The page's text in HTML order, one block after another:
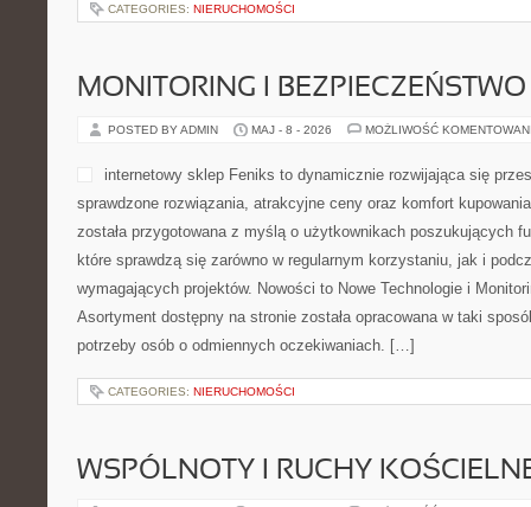
CATEGORIES: NIERUCHOMOŚCI
MONITORING I
POSTED BY ADMIN MAJ - 8 - 2026 MOŻLIWOŚĆ
internetowy sklep Feniks to dynamicznie rozwijająca się
sprawdzone rozwiązania, atrakcyjne ceny oraz komfort
została przygotowana z myślą o użytkownikach poszukujących
które sprawdzą się zarówno w regularnym korzystaniu, jak i
wymagających projektów. Nowości to Nowe Technologie i
Asortyment dostępny na stronie została opracowana w taki
potrzeby osób o odmiennych oczekiwaniach. […]
CATEGORIES: NIERUCHOMOŚCI
WSPÓLNOTY I RUCHY